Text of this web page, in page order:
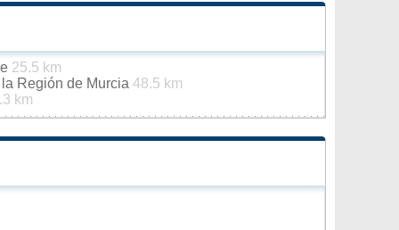
25.5 km
Región de Murcia 48.5 km
km